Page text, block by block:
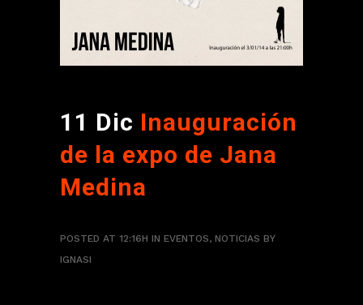
11 Dic Inauguración
de la expo de Jana
Medina
POSTED AT 12:16H IN EVENTOS, NOTICIAS BY
IGNASI